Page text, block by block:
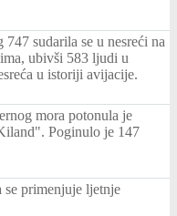
sudarila se u nesreći na
ubivši 583 ljudi u
u istoriji avijacije.
mora potonula je
Poginulo je 147
primenjuje ljetnje